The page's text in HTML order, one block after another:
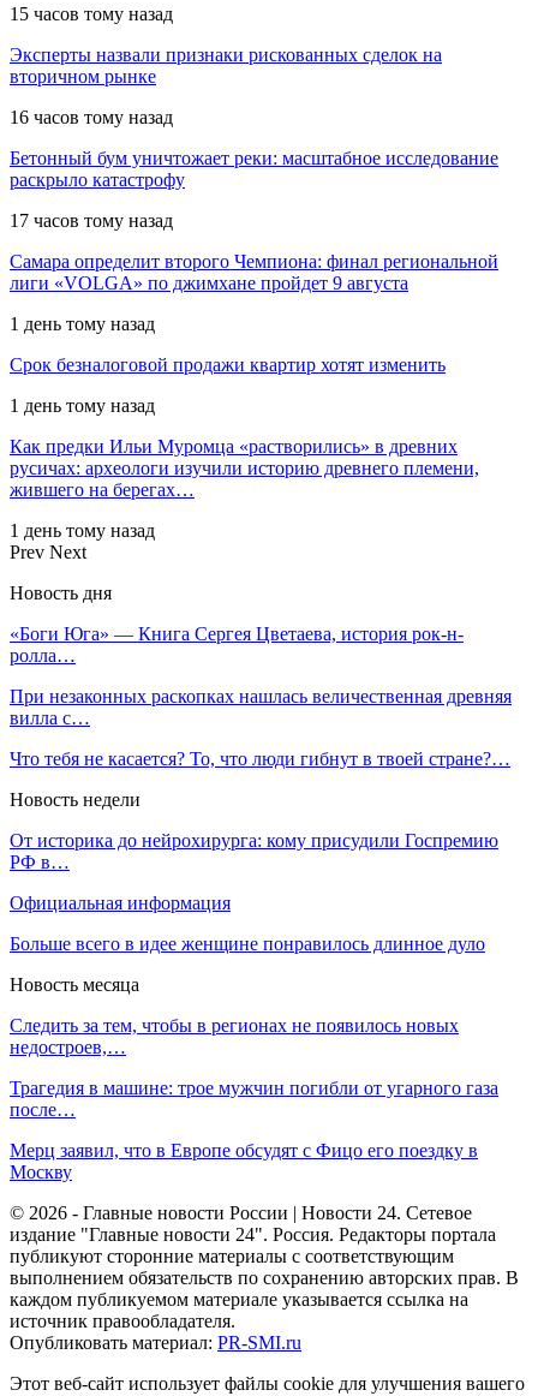
15 часов тому назад
Эксперты назвали признаки рискованных сделок на
вторичном рынке
16 часов тому назад
Бетонный бум уничтожает реки: масштабное исследование
раскрыло катастрофу
17 часов тому назад
Самара определит второго Чемпиона: финал региональной
лиги «VOLGA» по джимхане пройдет 9 августа
1 день тому назад
Срок безналоговой продажи квартир хотят изменить
1 день тому назад
Как предки Ильи Муромца «растворились» в древних
русичах: археологи изучили историю древнего племени,
жившего на берегах…
1 день тому назад
Prev Next
Новость дня
«Боги Юга» — Книга Сергея Цветаева, история рок-н-
ролла…
При незаконных раскопках нашлась величественная древняя
вилла с…
Что тебя не касается? То, что люди гибнут в твоей стране?…
Новость недели
От историка до нейрохирурга: кому присудили Госпремию
РФ в…
Официальная информация
Больше всего в идее женщине понравилось длинное дуло
Новость месяца
Следить за тем, чтобы в регионах не появилось новых
недостроев,…
Трагедия в машине: трое мужчин погибли от угарного газа
после…
Мерц заявил, что в Европе обсудят с Фицо его поездку в
Москву
© 2026 - Главные новости России | Новости 24. Сетевое
издание "Главные новости 24". Россия. Редакторы портала
публикуют сторонние материалы с соответствующим
выполнением обязательств по сохранению авторских прав. В
каждом публикуемом материале указывается ссылка на
источник правообладателя.
Опубликовать материал: PR-SMI.ru
Этот веб-сайт использует файлы cookie для улучшения вашего